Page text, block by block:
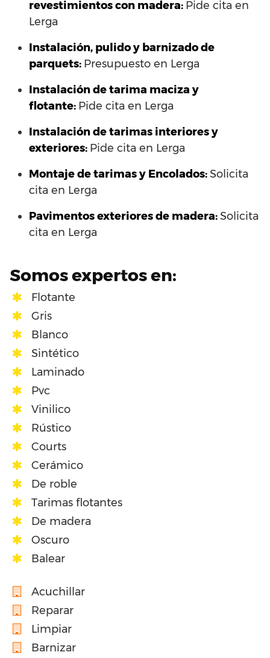
revestimientos con madera: Pide cita en
Lerga
Instalación, pulido y barnizado de
parquets: Presupuesto en Lerga
Instalación de tarima maciza y
flotante: Pide cita en Lerga
Instalación de tarimas interiores y
exteriores: Pide cita en Lerga
Montaje de tarimas y Encolados:Solicita
cita en Lerga
Pavimentos exteriores de madera:Solicita
cita en Lerga
Somos expertos en:
Flotante
Gris
Blanco
Sintético
Laminado
Pvc
Vinilico
Rústico
Courts
Cerámico
De roble
Tarimas flotantes
De madera
Oscuro
Balear
Acuchillar
Reparar
Limpiar
Barnizar